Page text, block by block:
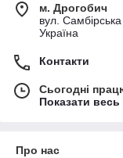
м. Дрогобич
вул.
Україна
Контакти
Сьогодні
Показати
Про нас